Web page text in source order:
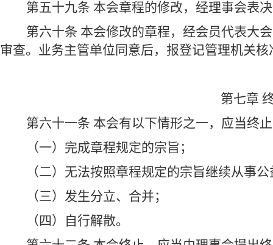
第五十九条 本会章程的修改，经理事会表
第六十条 本会修改的章程，经会员代表大
审查。业务主管单位同意后，报登记管理机关
第七章
第六十一条 本会有以下情形之一，应当终
（一）完成章程规定的宗旨；
（二）无法按照章程规定的宗旨继续从事
（三）发生分立、合并；
（四）自行解散。